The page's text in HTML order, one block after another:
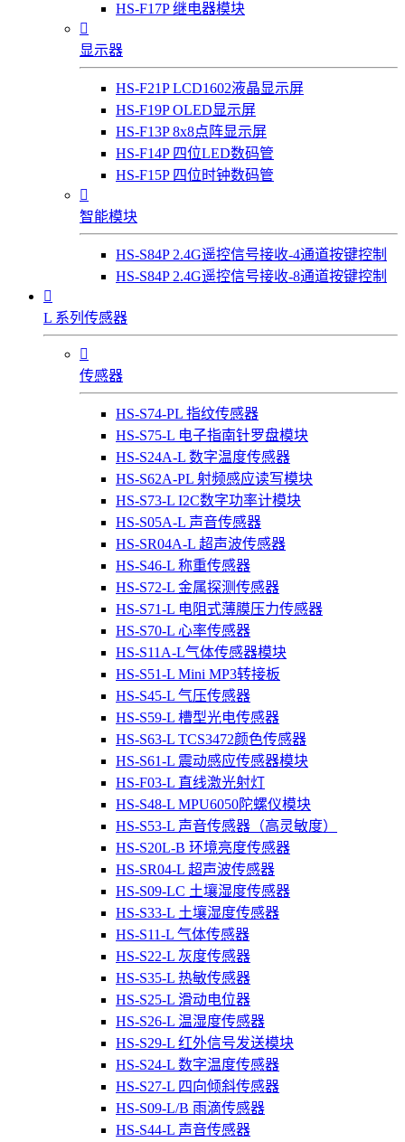
HS-F17P 继电器模块

显示器
HS-F21P LCD1602液晶显示屏
HS-F19P OLED显示屏
HS-F13P 8x8点阵显示屏
HS-F14P 四位LED数码管
HS-F15P 四位时钟数码管

智能模块
HS-S84P 2.4G遥控信号接收-4通道按键控制
HS-S84P 2.4G遥控信号接收-8通道按键控制

L 系列传感器

传感器
HS-S74-PL 指纹传感器
HS-S75-L 电子指南针罗盘模块
HS-S24A-L 数字温度传感器
HS-S62A-PL 射频感应读写模块
HS-S73-L I2C数字功率计模块
HS-S05A-L 声音传感器
HS-SR04A-L 超声波传感器
HS-S46-L 称重传感器
HS-S72-L 金属探测传感器
HS-S71-L 电阻式薄膜压力传感器
HS-S70-L 心率传感器
HS-S11A-L气体传感器模块
HS-S51-L Mini MP3转接板
HS-S45-L 气压传感器
HS-S59-L 槽型光电传感器
HS-S63-L TCS3472颜色传感器
HS-S61-L 震动感应传感器模块
HS-F03-L 直线激光射灯
HS-S48-L MPU6050陀螺仪模块
HS-S53-L 声音传感器（高灵敏度）
HS-S20L-B 环境亮度传感器
HS-SR04-L 超声波传感器
HS-S09-LC 土壤湿度传感器
HS-S33-L 土壤湿度传感器
HS-S11-L 气体传感器
HS-S22-L 灰度传感器
HS-S35-L 热敏传感器
HS-S25-L 滑动电位器
HS-S26-L 温湿度传感器
HS-S29-L 红外信号发送模块
HS-S24-L 数字温度传感器
HS-S27-L 四向倾斜传感器
HS-S09-L/B 雨滴传感器
HS-S44-L 声音传感器